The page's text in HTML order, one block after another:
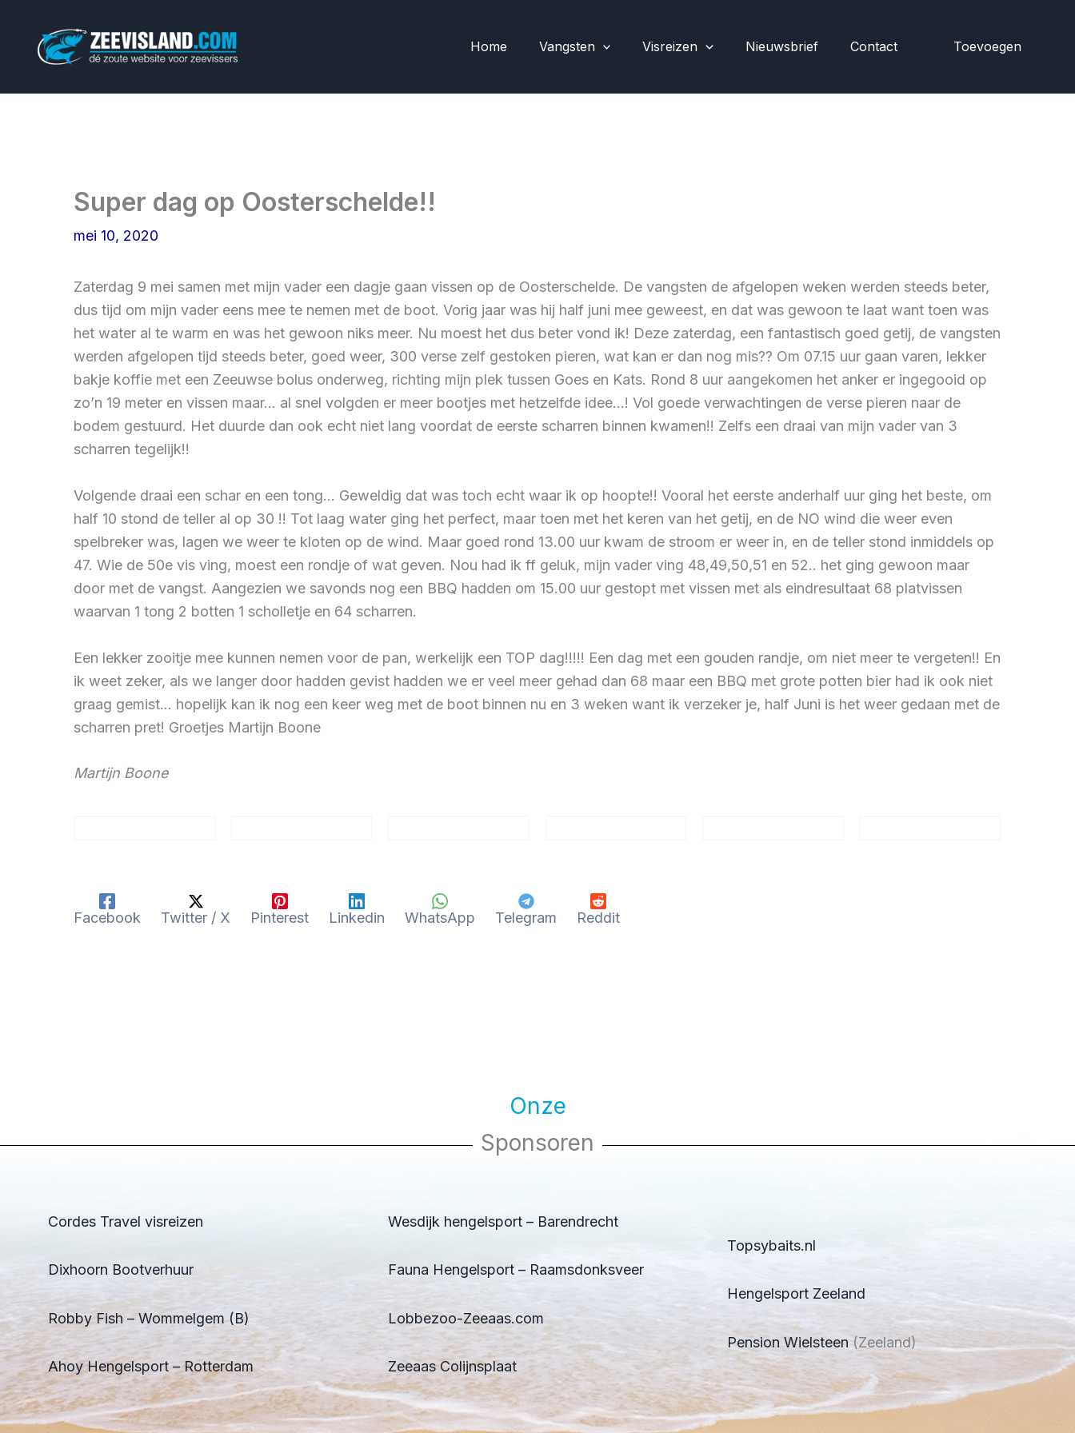
Home Vangsten Visreizen Nieuwsbrief Contact Toevoegen
Super dag op Oosterschelde!!
mei 10, 2020
Zaterdag 9 mei samen met mijn vader een dagje gaan vissen op de Oosterschelde. De vangsten de afgelopen weken werden steeds beter,
dus tijd om mijn vader eens mee te nemen met de boot. Vorig jaar was hij half juni mee geweest, en dat was gewoon te laat want toen was
het water al te warm en was het gewoon niks meer. Nu moest het dus beter vond ik! Deze zaterdag, een fantastisch goed getij, de vangsten
werden afgelopen tijd steeds beter, goed weer, 300 verse zelf gestoken pieren, wat kan er dan nog mis?? Om 07.15 uur gaan varen, lekker
bakje koffie met een Zeeuwse bolus onderweg, richting mijn plek tussen Goes en Kats. Rond 8 uur aangekomen het anker er ingegooid op
zo’n 19 meter en vissen maar… al snel volgden er meer bootjes met hetzelfde idee…! Vol goede verwachtingen de verse pieren naar de
bodem gestuurd. Het duurde dan ook echt niet lang voordat de eerste scharren binnen kwamen!! Zelfs een draai van mijn vader van 3
scharren tegelijk!!
Volgende draai een schar en een tong… Geweldig dat was toch echt waar ik op hoopte!! Vooral het eerste anderhalf uur ging het beste, om
half 10 stond de teller al op 30 !! Tot laag water ging het perfect, maar toen met het keren van het getij, en de NO wind die weer even
spelbreker was, lagen we weer te kloten op de wind. Maar goed rond 13.00 uur kwam de stroom er weer in, en de teller stond inmiddels op
47. Wie de 50e vis ving, moest een rondje of wat geven. Nou had ik ff geluk, mijn vader ving 48,49,50,51 en 52.. het ging gewoon maar
door met de vangst. Aangezien we savonds nog een BBQ hadden om 15.00 uur gestopt met vissen met als eindresultaat 68 platvissen
waarvan 1 tong 2 botten 1 scholletje en 64 scharren.
Een lekker zooitje mee kunnen nemen voor de pan, werkelijk een TOP dag!!!!! Een dag met een gouden randje, om niet meer te vergeten!! En
ik weet zeker, als we langer door hadden gevist hadden we er veel meer gehad dan 68 maar een BBQ met grote potten bier had ik ook niet
graag gemist… hopelijk kan ik nog een keer weg met de boot binnen nu en 3 weken want ik verzeker je, half Juni is het weer gedaan met de
scharren pret! Groetjes Martijn Boone
Martijn Boone
Facebook Twitter / X Pinterest Linkedin WhatsApp Telegram Reddit
Onze
Sponsoren
Cordes Travel visreizen
Dixhoorn Bootverhuur
Robby Fish – Wommelgem (B)
Ahoy Hengelsport – Rotterdam
Wesdijk hengelsport – Barendrecht
Fauna Hengelsport – Raamsdonksveer
Lobbezoo-Zeeaas.com
Zeeaas Colijnsplaat
Topsybaits.nl
Hengelsport Zeeland
Pension Wielsteen (Zeeland)